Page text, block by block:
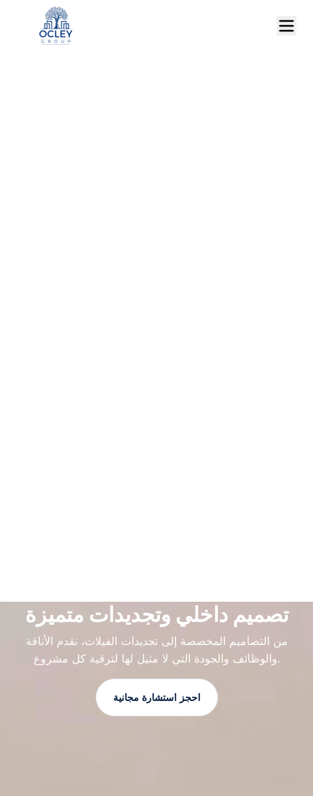
تصميم داخلي وتجديدات متميزة
من التصاميم المخصصة إلى تجديدات الفيلات، نقدم الأناقة
والوظائف والجودة التي لا مثيل لها لترقية كل مشروع.
احجز استشارة مجانية